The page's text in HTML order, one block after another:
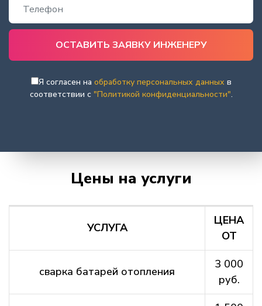
Я согласен на обработку персональных данных в
соответствии с "Политикой конфиденциальности".
Цены на услуги
УСЛУГА
ЦЕНА
ОТ
сварка батарей отопления
3 000
руб.